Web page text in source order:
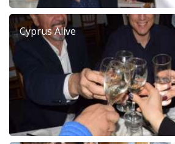
Cyprus Alive